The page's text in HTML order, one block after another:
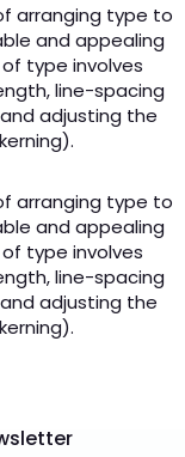
arranging type to
and appealing
type involves
line-spacing
adjusting the
arranging type to
and appealing
type involves
line-spacing
adjusting the